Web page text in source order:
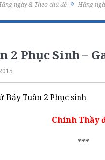
ngày & Theo chủ đề Hằng
2 Phục Sinh –
Bảy Tuần 2 Phục sinh
Chính Thầy
***